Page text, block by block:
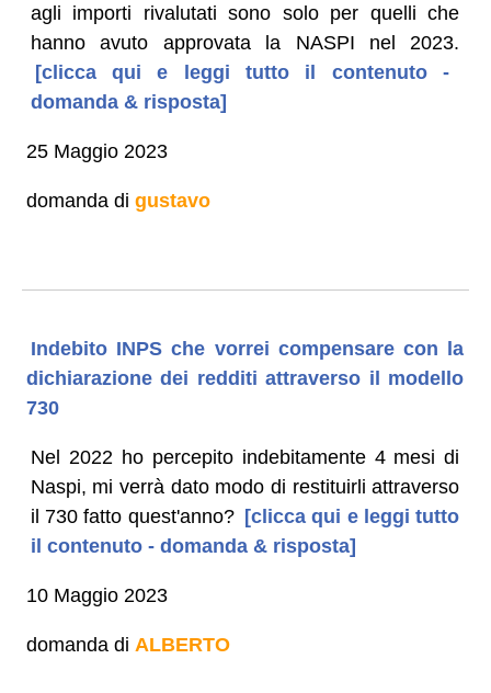
agli importi rivalutati sono solo per quelli che
hanno avuto approvata la NASPI nel 2023.
[clicca qui e leggi tutto il contenuto -
domanda & risposta]
25 Maggio 2023
domanda di gustavo
Indebito INPS che vorrei compensare con la
dichiarazione dei redditi attraverso il modello
730
Nel 2022 ho percepito indebitamente 4 mesi di
Naspi, mi verrà dato modo di restituirli attraverso
il 730 fatto quest'anno? [clicca qui e leggi tutto
il contenuto - domanda & risposta]
10 Maggio 2023
domanda di ALBERTO